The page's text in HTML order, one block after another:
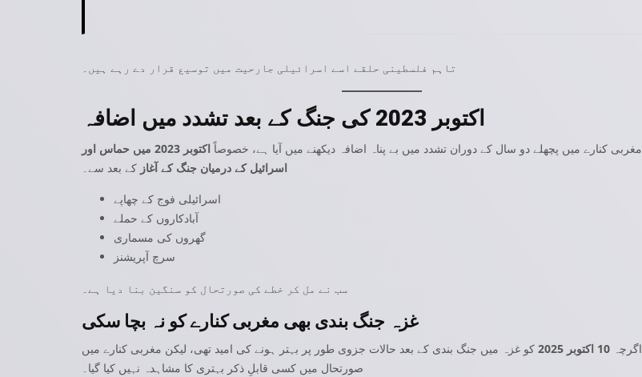
تاہم فلسطینی حلقے اسے اسرائیلی جارحیت میں توسیع قرار دے رہے ہیں۔
اکتوبر 2023 کی جنگ کے بعد تشدد میں اضافہ
مغربی کنارے میں پچھلے دو سال کے دوران تشدد میں بے پناہ اضافہ دیکھنے میں آیا ہے، خصوصاً
اکتوبر 2023 میں حماس اور
اسرائیل کے درمیان جنگ کے آغاز کے بعد سے۔
اسرائیلی فوج کے چھاپے
آبادکاروں کے حملے
گھروں کی مسماری
سرچ آپریشنز
سب نے مل کر خطے کی صورتحال کو سنگین بنا دیا ہے۔
غزہ جنگ بندی بھی مغربی کنارے کو نہ بچا سکی
اگرچہ 10 اکتوبر 2025
کو غزہ میں جنگ بندی کے بعد حالات جزوی طور پر بہتر ہونے کی امید تھی، لیکن مغربی کنارے میں
صورتحال میں کسی قابلِ ذکر بہتری کا مشاہدہ نہیں کیا گیا۔